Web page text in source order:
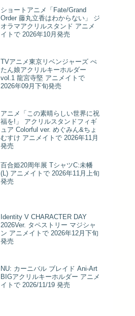
ショートアニメ「Fate/Grand
Order 藤丸立香はわからない」 ジ
オラマアクリルスタンド アニメ
イトで 2026年10月発売
TVアニメ東京リベンジャーズ ぺ
たん娘アクリルキーホルダー
vol.1 龍宮寺堅 アニメイトで
2026年09月下旬発売
アニメ「この素晴らしい世界に祝
福を!」 アクリルスタンドフィギ
ュア Colorful ver. めぐみん&ちょ
むすけ アニメイトで 2026年11月
発売
百合姫20周年展 TシャツC:未幡
(L) アニメイトで 2026年11月上旬
発売
Identity V CHARACTER DAY
2026Ver. タペストリー マジシャ
ン アニメイトで 2026年12月下旬
発売
NU: カーニバル ブレイド Ani-Art
BIGアクリルキーホルダー アニメ
イトで 2026/11/19 発売